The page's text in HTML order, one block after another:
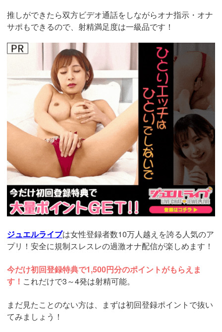
推しができたら双方ビデオ通話をしながらオナ指示・オナ
サポもできるので、射精満足度は一級品です！
https://www.j-
live.tv/LiveChat/acs.php?
si=jwchatt&pid=MLA5661_0004&pa=lp40.php
ジュエルライブは女性登録者数10万人越えを誇る人気のア
プリ！安全に規制スレスレの過激オナ配信が楽しめます！
今だけ初回登録特典で1,500円分のポイントがもらえま
す！ これだけで3～4発は射精可能。
まだ見たことのない方は、まずは初回登録ポイントで抜い
てみましょう！